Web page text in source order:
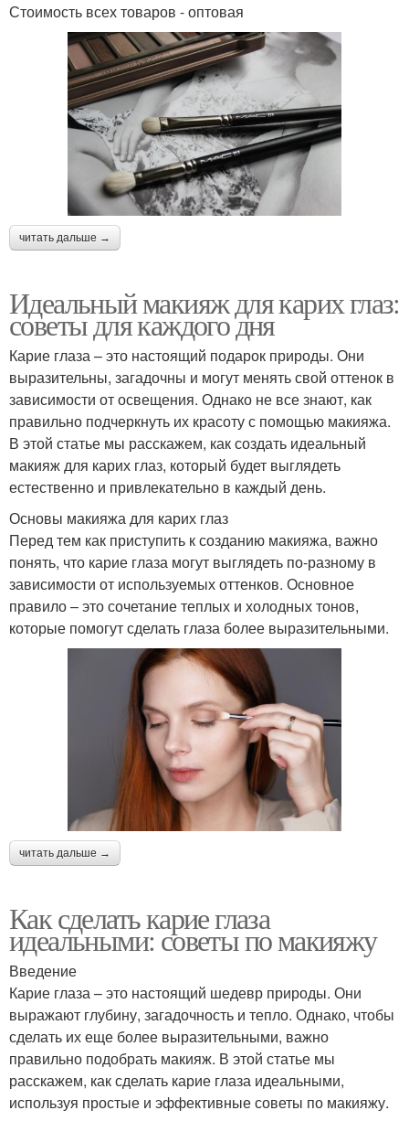
Стоимость всех товаров - оптовая
читать дальше →
Идеальный макияж для карих глаз:
советы для каждого дня
Карие глаза – это настоящий подарок природы. Они
выразительны, загадочны и могут менять свой оттенок в
зависимости от освещения. Однако не все знают, как
правильно подчеркнуть их красоту с помощью макияжа.
В этой статье мы расскажем, как создать идеальный
макияж для карих глаз, который будет выглядеть
естественно и привлекательно в каждый день.
Основы макияжа для карих глаз
Перед тем как приступить к созданию макияжа, важно
понять, что карие глаза могут выглядеть по-разному в
зависимости от используемых оттенков. Основное
правило – это сочетание теплых и холодных тонов,
которые помогут сделать глаза более выразительными.
читать дальше →
Как сделать карие глаза
идеальными: советы по макияжу
Введение
Карие глаза – это настоящий шедевр природы. Они
выражают глубину, загадочность и тепло. Однако, чтобы
сделать их еще более выразительными, важно
правильно подобрать макияж. В этой статье мы
расскажем, как сделать карие глаза идеальными,
используя простые и эффективные советы по макияжу.